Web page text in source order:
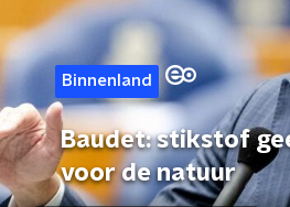
Binnenland
Baudet: stikstof
voor de natuur